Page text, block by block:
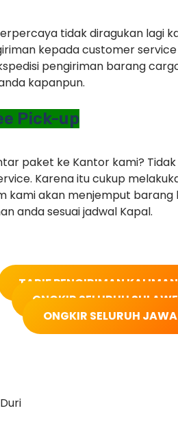
tidak diragukan lagi
kepada customer
pengiriman barang
kapanpun.
Pick-up
paket ke Kantor kami?
Karena itu cukup
kami akan menjemput barang
anda sesuai jadwal Kapal.
TARIF PENGIRIMAN
ONGKIR SELURUH
ONGKIR SELURUH JAWA